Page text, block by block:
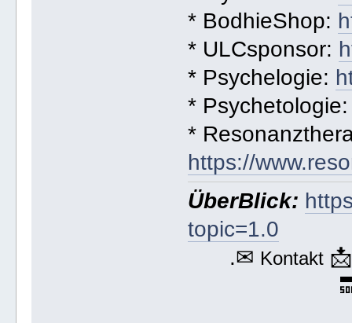
* BodhieShop:
* ULCsponsor:
* Psychelogie:
*
*
https://
ÜberBlick:
topic=1.0
.✉ Kontakt